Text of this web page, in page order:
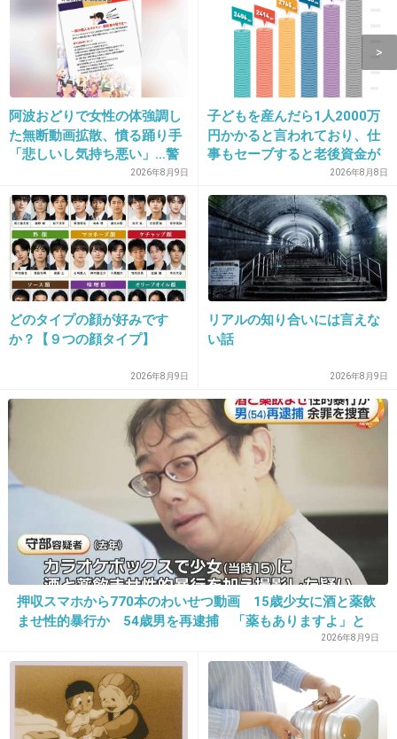
をの先生の女子たちは大体メンヘラかもしれない
1件の返信
+11 -7
14. 匿名2026/06/03(水) 11:04:29
美醜の大地の百子
ちなみに敏恵と絢子はメンヘラ通り越して妖怪だと思う
+10 -1
2026/06/03(水) 11:04:52
明日私は誰かの彼女
>>1
こんなセリフ言ってたのに実際はハチの方がよ
っぽど強くてナナは見事にメンヘラに落ちてい
阿波おどりで女性の体強調し
た無断動画拡散、憤る踊り手
「悲しいし気持ち悪い」…警
2026年8月9日
子どもを産んだら1人2000万
円かかると言われており、仕
事もセーブすると老後資金が
貯められない…一方、子育て
していない人は潤沢な資金で
悠々老後だと歪んでいるので
は？→様々な意見
2026年8月8日
どのタイプの顔が好みです
か？【９つの顔タイプ】
2026年8月9日
リアルの知り合いには言えな
い話
2026年8月9日
押収スマホから770本のわいせつ動画 15歳少女に酒と薬飲
ませ性的暴行か 54歳男を再逮捕 「薬もありますよ」と
2026年8月9日